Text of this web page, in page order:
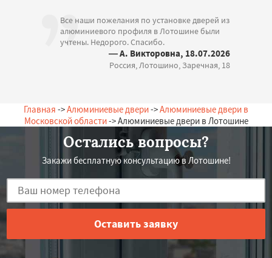
Все наши пожелания по установке дверей из
алюминиевого профиля в Лотошине были
учтены. Недорого. Спасибо.
— А. Викторовна, 18.07.2026
Россия, Лотошино, Заречная, 18
Главная ->Алюминиевые двери->Алюминиевые двери в
Московской области-> Алюминиевые двери в Лотошине
Остались вопросы?
Закажи бесплатную консультацию в Лотошине!